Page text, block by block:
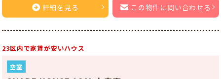
詳細を見る この物件に問い合わせる
23区内で家賃が安いハウス
空室